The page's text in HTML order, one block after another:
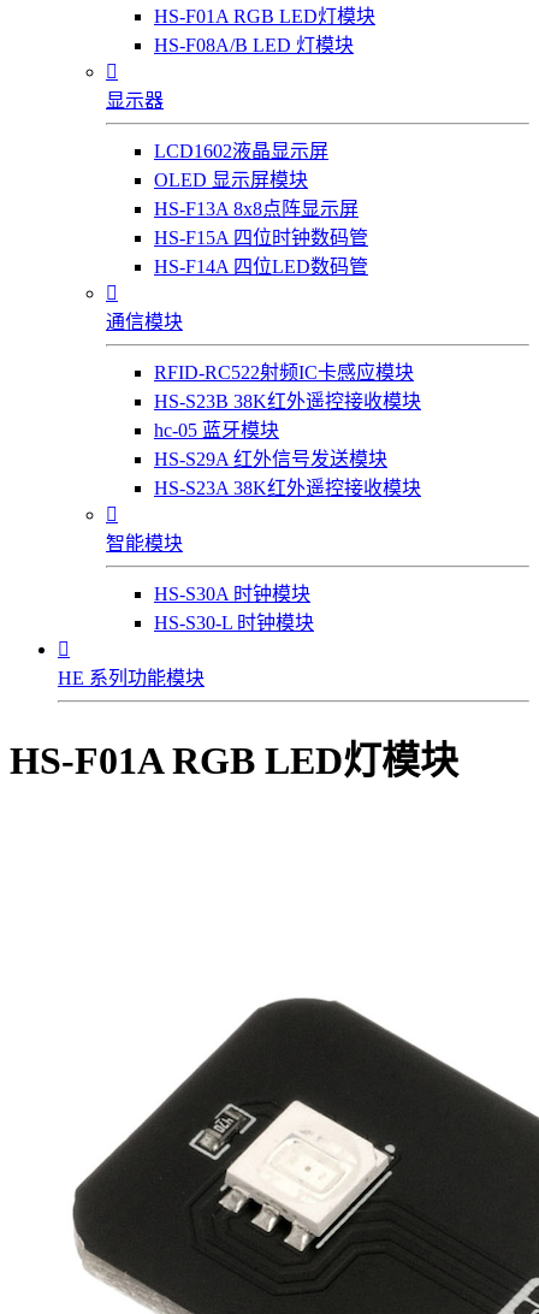
HS-F01A RGB LED灯模块
HS-F08A/B LED 灯模块

显示器
LCD1602液晶显示屏
OLED 显示屏模块
HS-F13A 8x8点阵显示屏
HS-F15A 四位时钟数码管
HS-F14A 四位LED数码管

通信模块
RFID-RC522射频IC卡感应模块
HS-S23B 38K红外遥控接收模块
hc-05 蓝牙模块
HS-S29A 红外信号发送模块
HS-S23A 38K红外遥控接收模块

智能模块
HS-S30A 时钟模块
HS-S30-L 时钟模块

HE 系列功能模块
HS-F01A RGB LED灯模块